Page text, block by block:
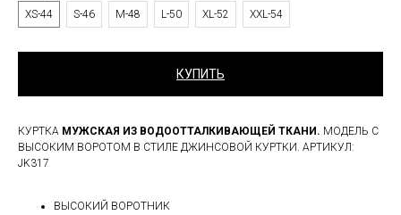
XS-44
S-46 M-48 L-50 XL-52 XXL-54
КУПИТЬ
КУРТКА МУЖСКАЯ ИЗ ВОДООТТАЛКИВАЮЩЕЙ ТКАНИ. МОДЕЛЬ С
ВЫСОКИМ ВОРОТОМ В СТИЛЕ ДЖИНСОВОЙ КУРТКИ. АРТИКУЛ:
JK317
ВЫСОКИЙ ВОРОТНИК